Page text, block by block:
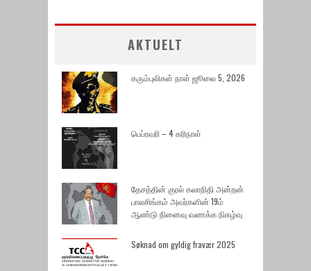
AKTUELT
கரும்புலிகள் நாள் ஜூலை 5, 2026
பெப்ரவரி – 4 கரிநாள்
தேசத்தின் குரல் கலாநிதி அன்றன்
பாலசிங்கம் அவர்களின் 19ம்
ஆண்டு நினைவு வணக்க நிகழ்வு
Søknad om gyldig fravær 2025